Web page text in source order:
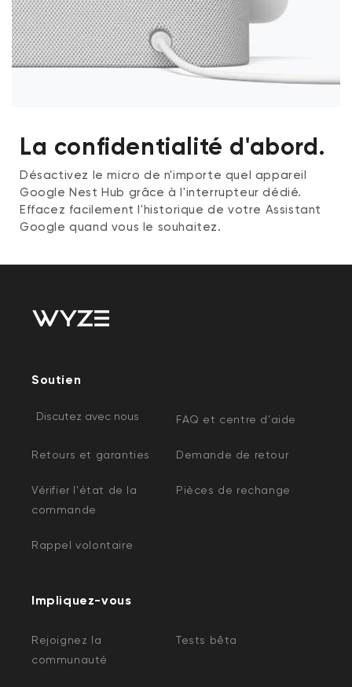
La confidentialité d'abord.
Désactivez le micro de n'importe quel appareil
Google Nest Hub grâce à l'interrupteur dédié.
Effacez facilement l'historique de votre Assistant
Google quand vous le souhaitez.
Soutien
Discutez avec nous FAQ et centre d'aide
Retours et garanties Demande de retour
Vérifier l'état de la
commande
Pièces de rechange
Rappel volontaire
Impliquez-vous
Rejoignez la
communauté
Tests bêta